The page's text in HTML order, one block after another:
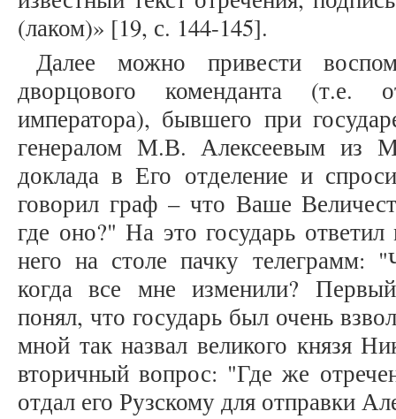
(лаком)» [19, с. 144-145].
Далее можно привести
дворцового коменданта (т.е.
императора), бывшего при
генералом М.В. Алексеевым из
доклада в Его отделение и
говорил граф – что Ваше
где оно?" На это государь
него на столе пачку телеграмм:
когда все мне изменили?
понял, что государь был очень
мной так назвал великого князя
вторичный вопрос: "Где же
отдал его Рузскому для отправки